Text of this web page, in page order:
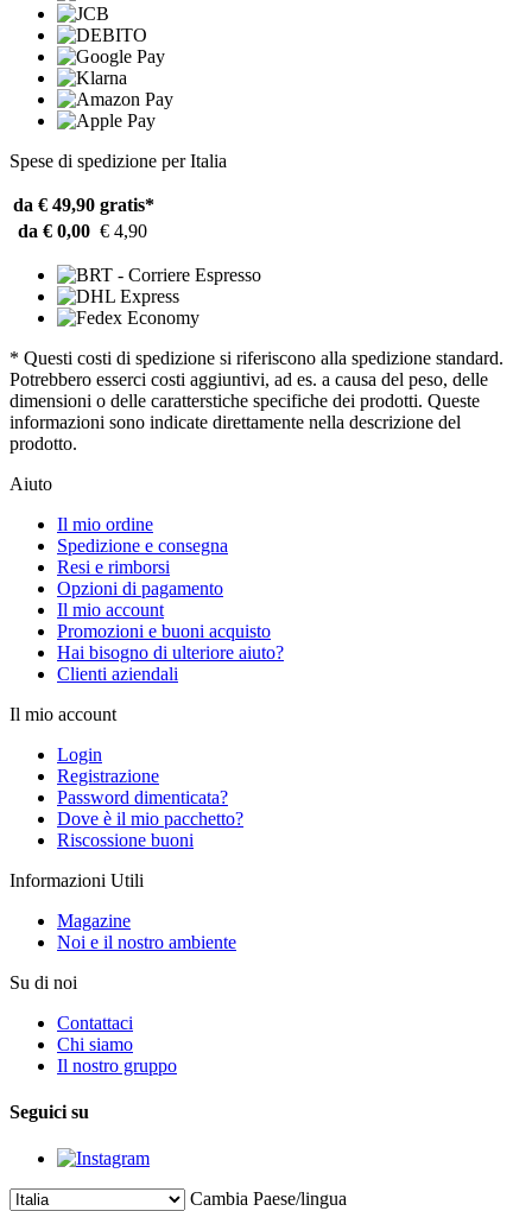
Spese di spedizione per Italia
da € 49,90 gratis*
da € 0,00 € 4,90
* Questi costi di spedizione si riferiscono alla spedizione standard.
Potrebbero esserci costi aggiuntivi, ad es. a causa del peso, delle
dimensioni o delle caratterstiche specifiche dei prodotti. Queste
informazioni sono indicate direttamente nella descrizione del
prodotto.
Aiuto
Il mio ordine
Spedizione e consegna
Resi e rimborsi
Opzioni di pagamento
Il mio account
Promozioni e buoni acquisto
Hai bisogno di ulteriore aiuto?
Clienti aziendali
Il mio account
Login
Registrazione
Password dimenticata?
Dove è il mio pacchetto?
Riscossione buoni
Informazioni Utili
Magazine
Noi e il nostro ambiente
Su di noi
Contattaci
Chi siamo
Il nostro gruppo
Seguici su
Cambia Paese/lingua